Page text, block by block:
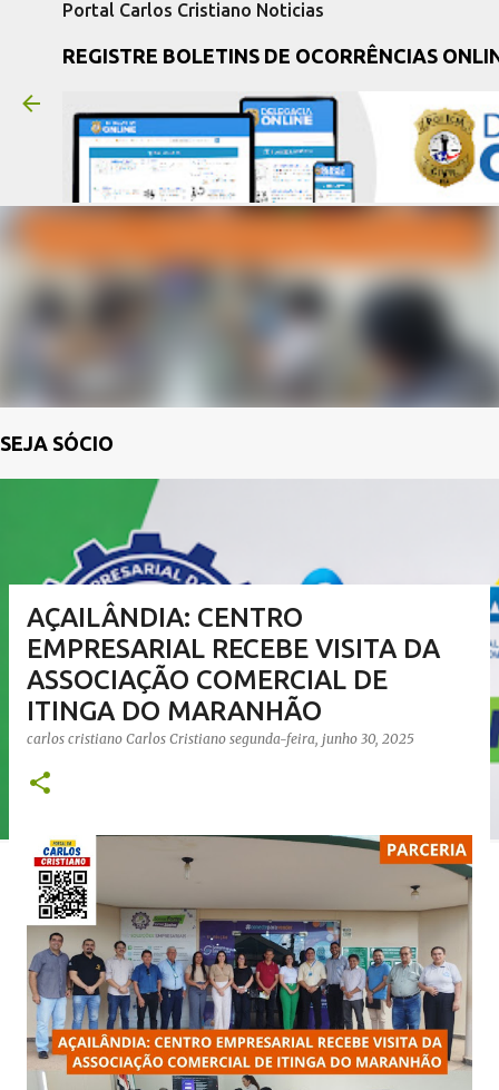
Portal Carlos Cristiano Noticias
REGISTRE BOLETINS DE OCORRÊNCIAS
SEJA SÓCIO
AÇAILÂNDIA: CENTRO
EMPRESARIAL RECEBE VISITA DA
ASSOCIAÇÃO COMERCIAL DE
ITINGA DO MARANHÃO
carlos cristiano Carlos Cristiano segunda-feira, junho 30, 2025